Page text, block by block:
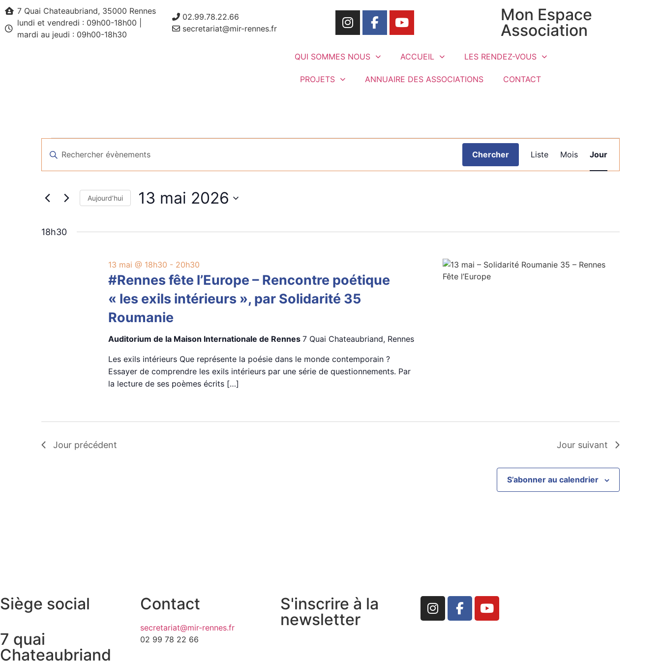
7 Quai Chateaubriand, 35000 Rennes
lundi et vendredi : 09h00-18h00 |
mardi au jeudi : 09h00-18h30
02.99.78.22.66
secretariat@mir-rennes.fr
Mon Espace
Association
QUI SOMMES NOUS ACCUEIL LES RENDEZ-VOUS
PROJETS ANNUAIRE DES ASSOCIATIONS CONTACT
Recherche
et
navigation
de
Évènements
mot-
Rechercher
mot-
clé.
Chercher
de
Liste Mois Jour
Aujourd’hui 13 mai 2026
18h30
#Rennes fête l’Europe – Rencontre poétique
« les exils intérieurs », par Solidarité 35
Roumanie
13 mai @ 18h30 - 20h30
Auditorium de la Maison Internationale de Rennes 7 Quai Chateaubriand, Rennes
Les exils intérieurs Que représente la poésie dans le monde contemporain ?
Essayer de comprendre les exils intérieurs par une série de questionnements. Par
la lecture de ses poèmes écrits […]
Jour précédent Jour suivant
S’abonner au calendrier
Siège social
7 quai
Chateaubriand
Contact
secretariat@mir-rennes.fr
02 99 78 22 66
S'inscrire à la
newsletter